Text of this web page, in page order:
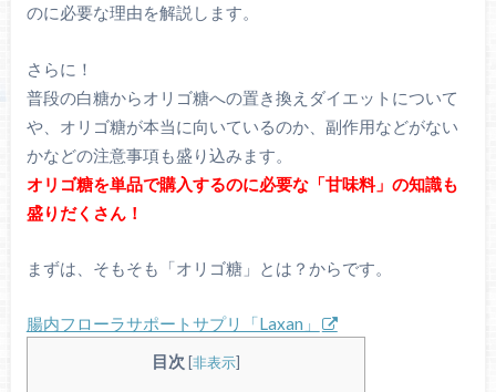
のに必要な理由を解説します。
さらに！
普段の白糖からオリゴ糖への置き換えダイエットについて
や、オリゴ糖が本当に向いているのか、副作用などがない
かなどの注意事項も盛り込みます。
オリゴ糖を単品で購入するのに必要な「甘味料」の知識も
盛りだくさん！
まずは、そもそも「オリゴ糖」とは？からです。
腸内フローラサポートサプリ「Laxan」
目次 [非表示]